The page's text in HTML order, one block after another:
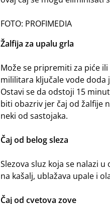
FOTO: PROFIMEDIA
Žalfija za upalu grla
Može se pripremiti za piće
mililitara ključale vode doda
Ostavi se da odstoji 15
biti obazriv jer čaj od žalfije
neki od sastojaka.
Čaj od belog sleza
Slezova sluz koja se nalazi
na kašalj, ublažava upale i
Čaj od cvetova zove